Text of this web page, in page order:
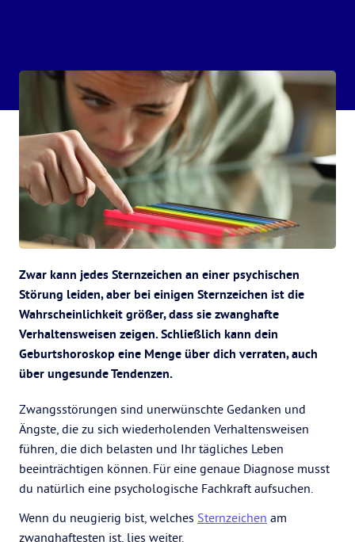
Zwar kann jedes Sternzeichen an einer psychischen
Störung leiden, aber bei einigen Sternzeichen ist die
Wahrscheinlichkeit größer, dass sie zwanghafte
Verhaltensweisen zeigen. Schließlich kann dein
Geburtshoroskop eine Menge über dich verraten, auch
über ungesunde Tendenzen.
Zwangsstörungen sind unerwünschte Gedanken und
Ängste, die zu sich wiederholenden Verhaltensweisen
führen, die dich belasten und Ihr tägliches Leben
beeinträchtigen können. Für eine genaue Diagnose musst
du natürlich eine psychologische Fachkraft aufsuchen.
Wenn du neugierig bist, welches Sternzeichen am
zwanghaftesten ist, lies weiter.